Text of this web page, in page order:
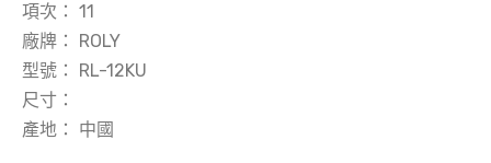
項次： 11
廠牌：
ROLY
型號：
RL-12KU
尺寸：
產地：
中國